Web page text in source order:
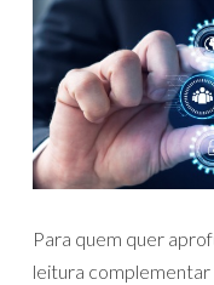
Para quem quer
leitura complementar